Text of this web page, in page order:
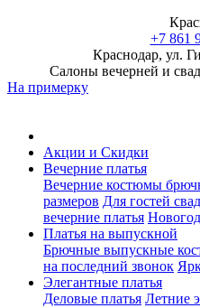
+7 861
Краснодар, ул.
Салоны вечерней и
На примерку
Акции и Скидки
Вечерние платья
Вечерние костюмы
размеров Для гостей
вечерние платья
Платья на выпускной
Брючные выпускные
на последний звонок
Элегантные платья
Деловые платья Летние